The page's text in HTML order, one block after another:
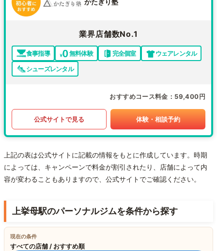
かたぎり塾
業界店舗数No.1
食事指導 無料体験 完全個室
ウェアレンタル
シューズレンタル
おすすめコース料金 59,400円
公式サイトで見る 体験・相談予約
上記の表は公式サイトに記載の情報をもとに作成しています。時期
によっては、キャンペーンで料金が割引されたり、店舗によって内
容が変わることもありますので、公式サイトでご確認ください。
上挙母駅のパーソナルジムを条件から探す
現在の条件
すべての店舗 / おすすめ順